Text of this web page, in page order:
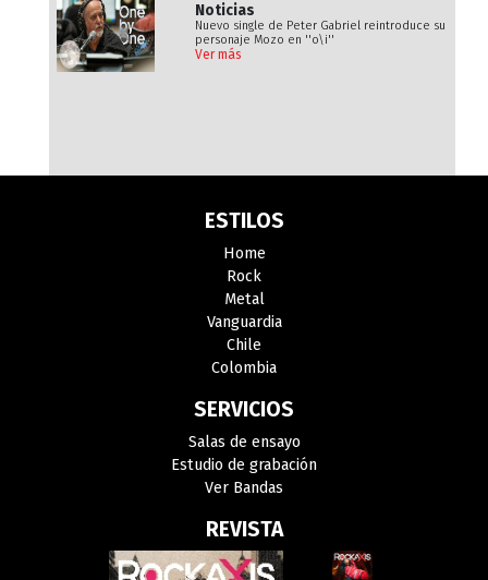
Noticias
Nuevo single de Peter Gabriel reintroduce su
personaje Mozo en ''o\i''
Ver más
ESTILOS
Home
Rock
Metal
Vanguardia
Chile
Colombia
SERVICIOS
Salas de ensayo
Estudio de grabación
Ver Bandas
REVISTA